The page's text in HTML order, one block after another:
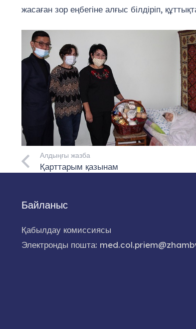
жасаған зор еңбегіне алғыс білдіріп,
Алдыңғы жазба
Қарттарым қазынам
Байланыс
Қабылдау комиссиясы
Электронды пошта: